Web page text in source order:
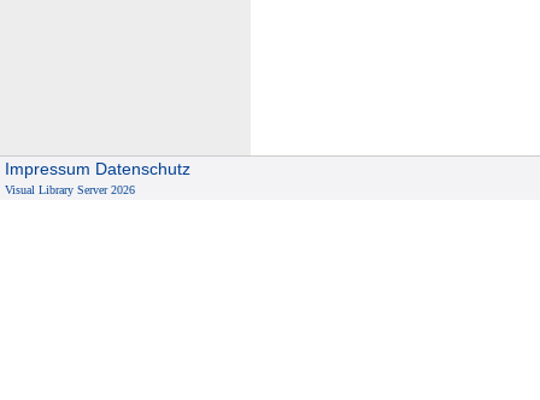
Impressum Datenschutz
Visual Library Server 2026